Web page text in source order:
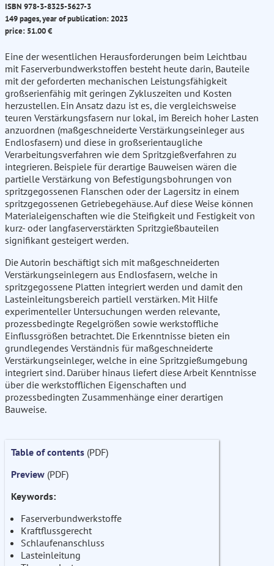
ISBN 978-3-8325-5627-3
149 pages, year of publication: 2023
price: 51.00 €
Eine der wesentlichen Herausforderungen beim Leichtbau
mit Faserverbundwerkstoffen besteht heute darin, Bauteile
mit der geforderten mechanischen Leistungsfähigkeit
großserienfähig mit geringen Zykluszeiten und Kosten
herzustellen. Ein Ansatz dazu ist es, die vergleichsweise
teuren Verstärkungsfasern nur lokal, im Bereich hoher Lasten
anzuordnen (maßgeschneiderte Verstärkungseinleger aus
Endlosfasern) und diese in großserientaugliche
Verarbeitungsverfahren wie dem Spritzgießverfahren zu
integrieren. Beispiele für derartige Bauweisen wären die
partielle Verstärkung von Befestigungsbohrungen von
spritzgegossenen Flanschen oder der Lagersitz in einem
spritzgegossenen Getriebegehäuse. Auf diese Weise können
Materialeigenschaften wie die Steifigkeit und Festigkeit von
kurz- oder langfaserverstärkten Spritzgießbauteilen
signifikant gesteigert werden.
Die Autorin beschäftigt sich mit maßgeschneiderten
Verstärkungseinlegern aus Endlosfasern, welche in
spritzgegossene Platten integriert werden und damit den
Lasteinleitungsbereich partiell verstärken. Mit Hilfe
experimenteller Untersuchungen werden relevante,
prozessbedingte Regelgrößen sowie werkstoffliche
Einflussgrößen betrachtet. Die Erkenntnisse bieten ein
grundlegendes Verständnis für maßgeschneiderte
Verstärkungseinleger, welche in eine Spritzgießumgebung
integriert sind. Darüber hinaus liefert diese Arbeit Kenntnisse
über die werkstofflichen Eigenschaften und
prozessbedingten Zusammenhänge einer derartigen
Bauweise.
Table of contents (PDF)
Preview (PDF)
Keywords:
Faserverbundwerkstoffe
Kraftflussgerecht
Schlaufenanschluss
Lasteinleitung